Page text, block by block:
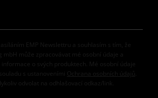
EMP Newslettru a souhlasím s tím, že
mbH může zpracovávat mé osobní údaje a
o svých produktech. Mé osobní údaje
s ustanoveními
Ochrana osobních údajů
odvolat na odhlašovací odkaz/link.